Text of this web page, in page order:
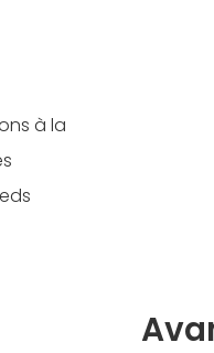
à la